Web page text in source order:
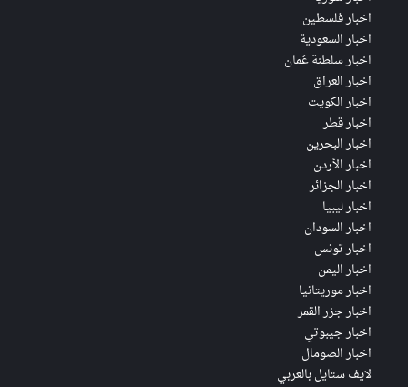
اخبار فلسطين
اخبار السعودية
اخبار سلطنة عُمان
اخبار العراق
اخبار الكويت
اخبار قطر
اخبار البحرين
اخبار الأردن
اخبار الجزائر
اخبار ليبيا
اخبار السودان
اخبار تونس
اخبار اليمن
اخبار موريتانيا
اخبار جزر القمر
اخبار جيبوتي
اخبار الصومال
لايف ستايل بالعربي